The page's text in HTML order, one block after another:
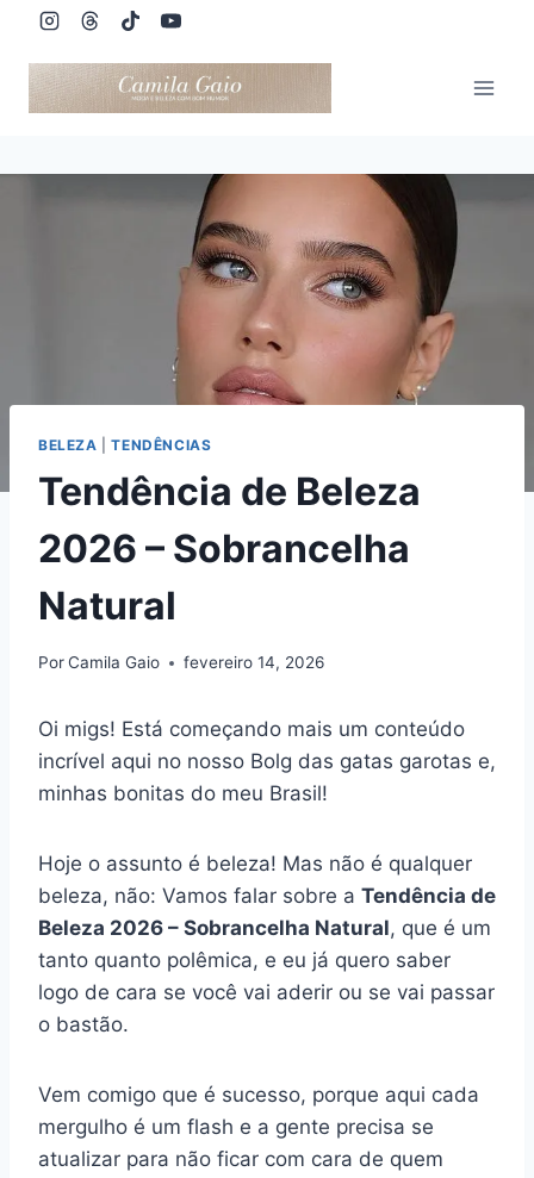
Pular
Conteúdo
BELEZA |TENDÊNCIAS
Tendência de Beleza
2026 – Sobrancelha
Natural
PorCamila Gaio fevereiro 14, 2026
Oi migs! Está começando mais um conteúdo
incrível aqui no nosso Bolg das gatas garotas e,
minhas bonitas do meu Brasil!
Hoje o assunto é beleza! Mas não é qualquer
beleza, não: Vamos falar sobre a Tendência de
Beleza 2026 – Sobrancelha Natural, que é um
tanto quanto polêmica, e eu já quero saber
logo de cara se você vai aderir ou se vai passar
o bastão.
Vem comigo que é sucesso, porque aqui cada
mergulho é um flash e a gente precisa se
atualizar para não ficar com cara de quem